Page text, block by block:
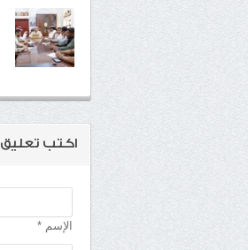
اكتب تعليق
الإسم *